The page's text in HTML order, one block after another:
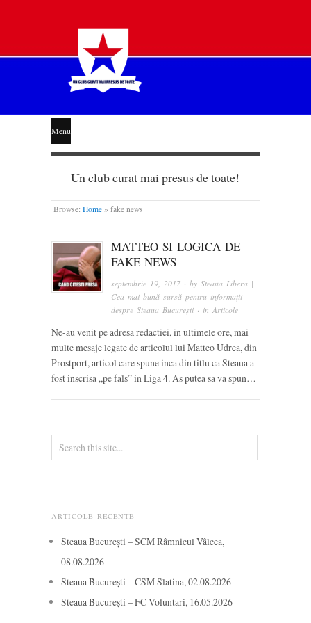
STEAUA
LIBERĂ
Menu
Un club curat mai presus de toate!
Browse: Home » fake news
MATTEO SI LOGICA DE
FAKE NEWS
septembrie 19, 2017 · bySteaua Libera |
Cea mai bună sursă pentru informații
despre Steaua București · inArticole
Ne-au venit pe adresa redactiei, in ultimele ore, mai
multe mesaje legate de articolul lui Matteo Udrea, din
Prostport, articol care spune inca din titlu ca Steaua a
fost inscrisa „pe fals” in Liga 4. As putea sa va spun…
ARTICOLE RECENTE
Steaua București – SCM Râmnicul Vâlcea,
08.08.2026
Steaua București – CSM Slatina, 02.08.2026
Steaua București – FC Voluntari, 16.05.2026